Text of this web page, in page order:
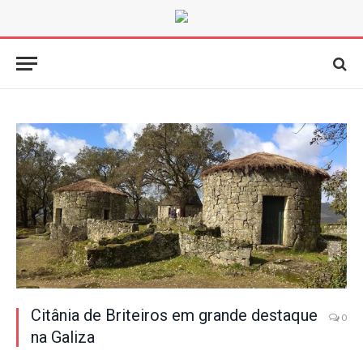
Citânia de Briteiros em grande destaque
na Galiza
0